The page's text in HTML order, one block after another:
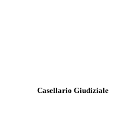
Casellario Giudiziale